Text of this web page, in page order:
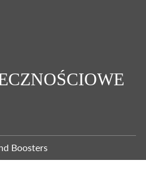
Boosters